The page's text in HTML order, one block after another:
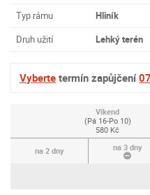
Typ rámu
Hliník
Druh užití
Lehký terén
Vyberte termín zapůjčení
Víkend
(Pá 16-Po 10)
580 Kč
na 2 dny
na 3 dny